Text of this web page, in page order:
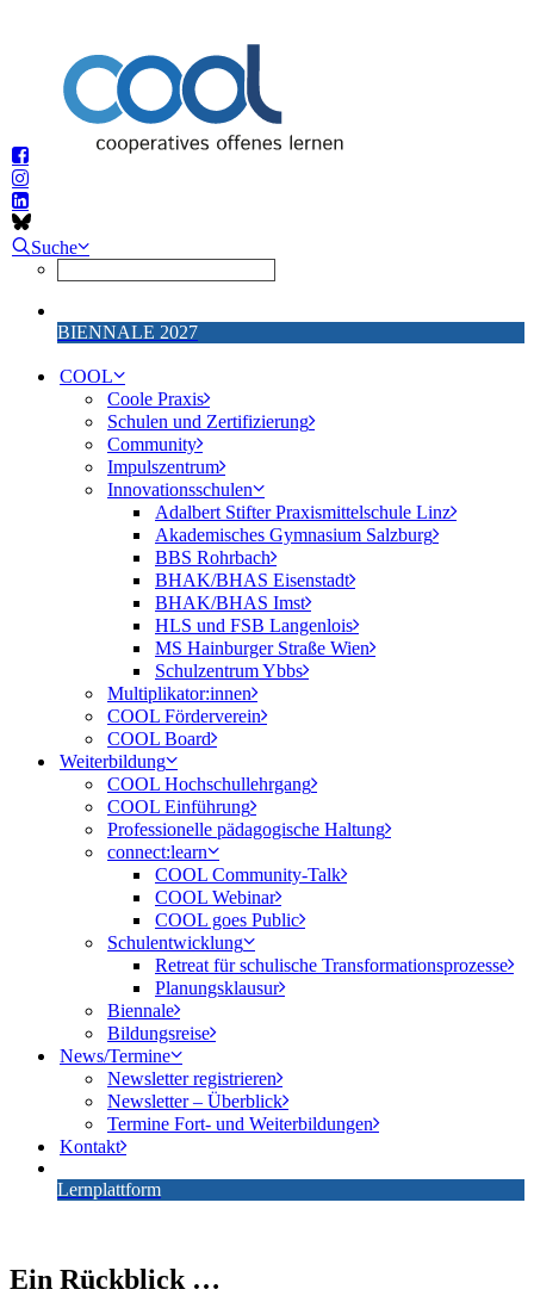
Suche
BIENNALE 2027
COOL
Coole Praxis
Schulen und Zertifizierung
Community
Impulszentrum
Innovationsschulen
Adalbert Stifter Praxismittelschule Linz
Akademisches Gymnasium Salzburg
BBS Rohrbach
BHAK/BHAS Eisenstadt
BHAK/BHAS Imst
HLS und FSB Langenlois
MS Hainburger Straße Wien
Schulzentrum Ybbs
Multiplikator:innen
COOL Förderverein
COOL Board
Weiterbildung
COOL Hochschullehrgang
COOL Einführung
Professionelle pädagogische Haltung
connect:learn
COOL Community-Talk
COOL Webinar
COOL goes Public
Schulentwicklung
Retreat für schulische Transformationsprozesse
Planungsklausur
Biennale
Bildungsreise
News/Termine
Newsletter registrieren
Newsletter – Überblick
Termine Fort- und Weiterbildungen
Kontakt
Lernplattform
Ein Rückblick …